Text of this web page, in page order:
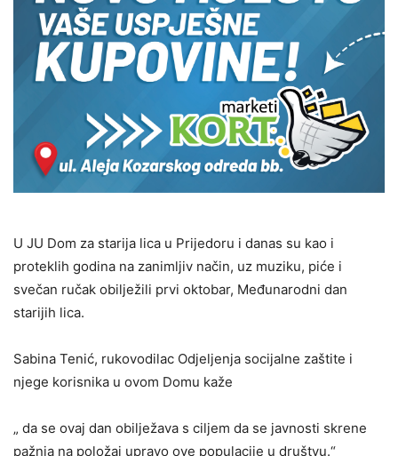
U JU Dom za starija lica u Prijedoru i danas su kao i
proteklih godina na zanimljiv način, uz muziku, piće i
svečan ručak obilježili prvi oktobar, Međunarodni dan
starijih lica.
Sabina Tenić, rukovodilac Odjeljenja socijalne zaštite i
njege korisnika u ovom Domu kaže
„ da se ovaj dan obilježava s ciljem da se javnosti skrene
pažnja na položaj upravo ove populacije u društvu.“